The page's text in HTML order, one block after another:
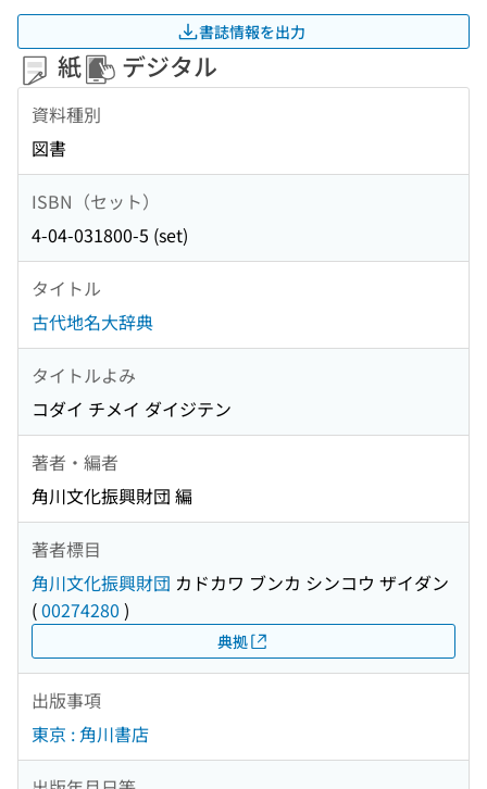
書誌情報を出力
紙 デジタル
資料種別
図書
ISBN（セット）
4-04-031800-5 (set)
タイトル
古代地名大辞典
タイトルよみ
コダイ チメイ ダイジテン
著者・編者
角川文化振興財団 編
著者標目
角川文化振興財団 カドカワ ブンカ シンコウ ザイダン
(00274280 )
典拠
出版事項
東京 : 角川書店